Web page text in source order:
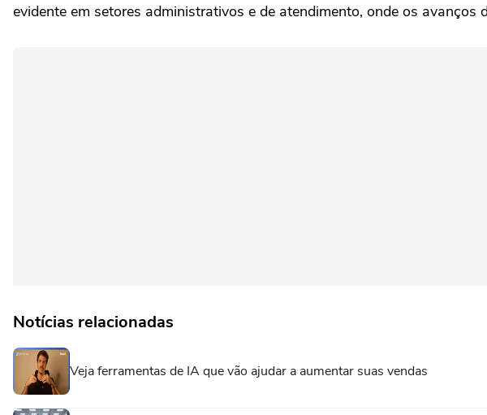
evidente em setores administrativos e de atendimento, onde os
Notícias relacionadas
Veja ferramentas de IA que vão ajudar a aumentar suas vendas